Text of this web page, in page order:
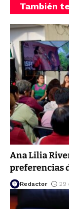
También
Ana Lilia
preferencias
Redactor 29